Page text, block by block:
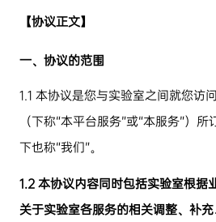
【协议正文】
一、协议的范围
1.1本协议是您与实验室之间就您访
（下称“本平台服务”或“本服务”）所
下也称“我们”。
1.2本协议内容同时包括实验室根据
关于实验室各服务的相关调整、补